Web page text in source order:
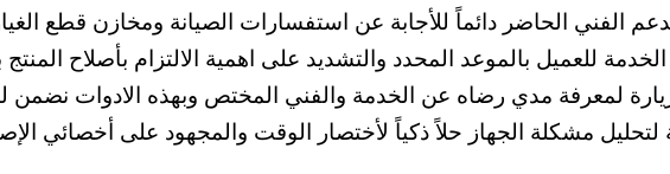
الفني الحاضر دائماً للأجابة عن استفسارات الصيانة ومخازن قطع
للعميل بالموعد المحدد والتشديد على اهمية الالتزام بأصلاح
الزيارة لمعرفة مدي رضاه عن الخدمة والفني المختص وبهذه الادوات نضمن
لتحليل مشكلة الجهاز حلاً ذكياً لأختصار الوقت والمجهود على أخصائي